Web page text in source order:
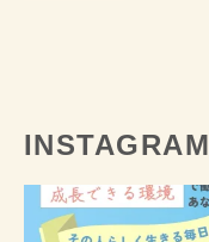
INSTAGRAM